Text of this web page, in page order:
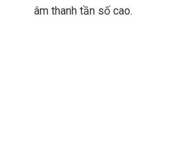
âm thanh tần số cao.